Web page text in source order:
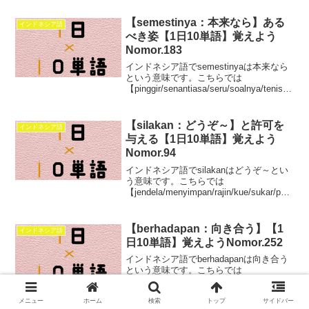
インドネシア語
【semestinya：本来なら】ある
べき姿【1日10単語】覚えよう
Nomor.183
インドネシア語でsemestinyaは本来なら
という意味です。こちらでは
【pinggir/senantiasa/seru/soalnya/tenis/ta
インドネシア語
【silakan：どうぞ～】と許可を
与える【1日10単語】覚えよう
Nomor.94
インドネシア語でsilakanはどうぞ～とい
う意味です。こちらでは
【jendela/menyimpan/rajin/kue/sukar/pera
インドネシア語
【berhadapan：向き合う】【1
日10単語】覚えようNomor.252
インドネシア語でberhadapanは向き合う
という意味です。こちらでは
【berhadapan/berperan/camat/cerah/diha
silkan/berjanji/cacat/citra/dihadapi/dipaha
mi】この10単語を学べます。
メニュー ホーム 検索 トップ サイドバー